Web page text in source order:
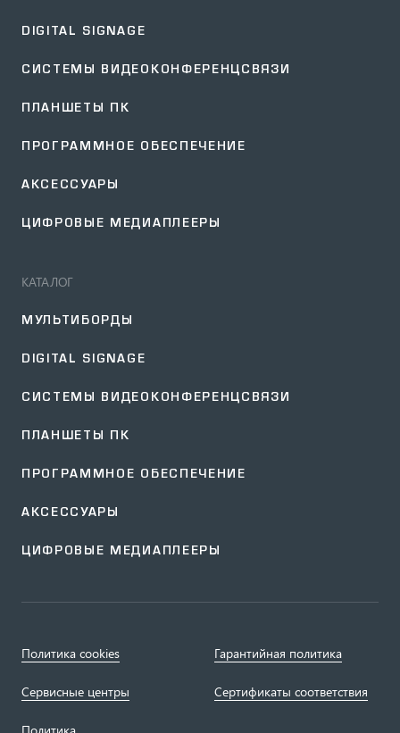
DIGITAL SIGNAGE
СИСТЕМЫ ВИДЕОКОНФЕРЕНЦСВЯЗИ
ПЛАНШЕТЫ ПК
ПРОГРАММНОЕ ОБЕСПЕЧЕНИЕ
АКСЕССУАРЫ
ЦИФРОВЫЕ МЕДИАПЛЕЕРЫ
КАТАЛОГ
МУЛЬТИБОРДЫ
DIGITAL SIGNAGE
СИСТЕМЫ ВИДЕОКОНФЕРЕНЦСВЯЗИ
ПЛАНШЕТЫ ПК
ПРОГРАММНОЕ ОБЕСПЕЧЕНИЕ
АКСЕССУАРЫ
ЦИФРОВЫЕ МЕДИАПЛЕЕРЫ
Политика cookies Гарантийная политика
Сервисные центры Сертификаты соответствия